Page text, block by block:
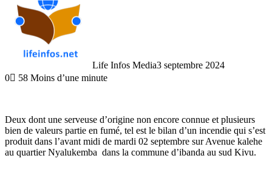
Life Infos Media3 septembre 2024
0
58 Moins d’une minute
Deux dont une serveuse d’origine non encore connue et plusieurs
bien de valeurs partie en fumé, tel est le bilan d’un incendie qui s’est
produit dans l’avant midi de mardi 02 septembre sur Avenue kalehe
au quartier Nyalukemba dans la commune d’ibanda au sud Kivu.